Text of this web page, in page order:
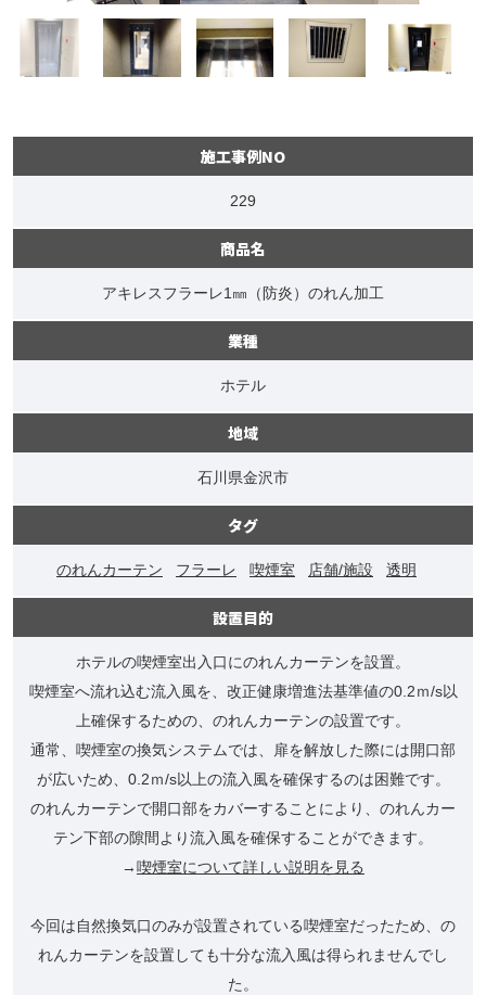
施工事例NO
229
商品名
アキレスフラーレ1㎜（防炎）のれん加工
業種
ホテル
地域
石川県金沢市
タグ
のれんカーテン フラーレ 喫煙室 店舗/施設 透明
設置目的
ホテルの喫煙室出入口にのれんカーテンを設置。
喫煙室へ流れ込む流入風を、改正健康増進法基準値の0.2ｍ/s以
上確保するための、のれんカーテンの設置です。
通常、喫煙室の換気システムでは、扉を解放した際には開口部
が広いため、0.2ｍ/s以上の流入風を確保するのは困難です。
のれんカーテンで開口部をカバーすることにより、のれんカー
テン下部の隙間より流入風を確保することができます。
→喫煙室について詳しい説明を見る
今回は自然換気口のみが設置されている喫煙室だったため、の
れんカーテンを設置しても十分な流入風は得られませんでし
た。